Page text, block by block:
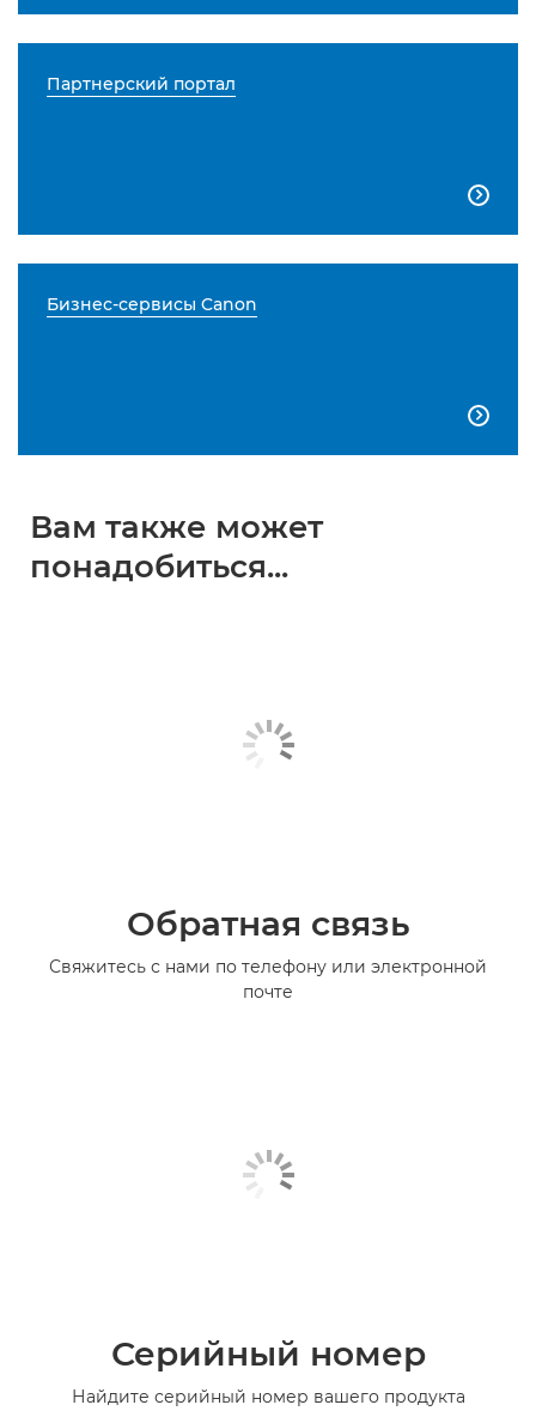
Партнерский портал

Бизнес-сервисы Canon

Вам также может
понадобиться...
Обратная связь
Свяжитесь с нами по телефону или электронной
почте
Серийный номер
Найдите серийный номер вашего продукта